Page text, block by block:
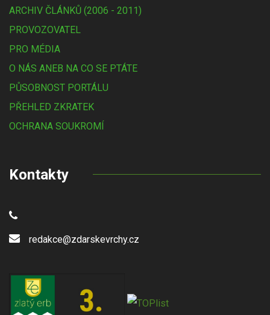
ARCHIV ČLÁNKŮ (2006 - 2011)
PROVOZOVATEL
PRO MÉDIA
O NÁS ANEB NA CO SE PTÁTE
PŮSOBNOST PORTÁLU
PŘEHLED ZKRATEK
OCHRANA SOUKROMÍ
Kontakty
redakce@zdarskevrchy.cz